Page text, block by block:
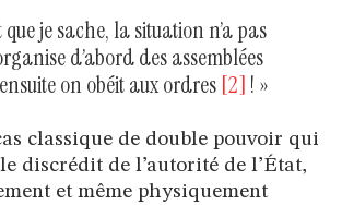
je sache, la situation n’a pas
d’abord des assemblées
on obéit aux ordres [2] ! »
classique de double pouvoir qui
discrédit de l’autorité de l’État,
et même physiquement